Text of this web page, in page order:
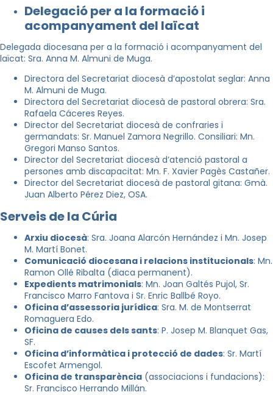
Delegació per a la formació i
acompanyament del laïcat
Delegada diocesana per a la formació i acompanyament del
laïcat: Sra. Anna M. Almuni de Muga.
Directora del Secretariat diocesà d’apostolat seglar: Anna
M. Almuni de Muga.
Directora del Secretariat diocesà de pastoral obrera: Sra.
Rafaela Cáceres Reyes.
Director del Secretariat diocesà de confraries i
germandats: Sr. Manuel Zamora Negrillo. Consiliari: Mn.
Gregori Manso Santos.
Director del Secretariat diocesà d’atenció pastoral a
persones amb discapacitat: Mn. F. Xavier Pagès Castañer.
Director del Secretariat diocesà de pastoral gitana: Gmà.
Juan Alberto Pérez Diez, OSA.
Serveis de la Cúria
Arxiu diocesà: Sra. Joana Alarcón Hernández i Mn. Josep
M. Martí Bonet.
Comunicació diocesana i relacions institucionals: Mn.
Ramon Ollé Ribalta (diaca permanent).
Expedients matrimonials: Mn. Joan Galtés Pujol, Sr.
Francisco Marro Fantova i Sr. Enric Ballbé Royo.
Oficina d’assessoria jurídica: Sra. M. de Montserrat
Romaguera Edo.
Oficina de causes dels sants: P. Josep M. Blanquet Gas,
SF.
Oficina d’informàtica i protecció de dades: Sr. Martí
Escofet Armengol.
Oficina de transparència (associacions i fundacions):
Sr. Francisco Herrando Millán.